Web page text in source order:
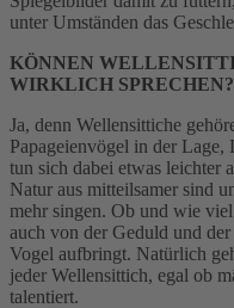
unter Umständen das
KÖNNEN
WIRKLICH SPRECHEN?
Ja, denn Wellensittiche
Papageienvögel in der
tun sich dabei etwas leichter
Natur aus mitteilsamer sind
mehr singen. Ob und wie
auch von der Geduld und
Vogel aufbringt. Natürlich
jeder Wellensittich, egal ob
talentiert.